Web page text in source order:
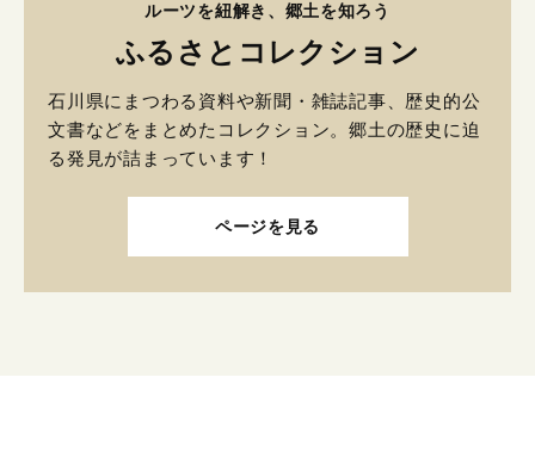
ルーツを紐解き、郷土を知ろう
ふるさとコレクション
石川県にまつわる資料や新聞・雑誌記事、歴史的公
文書などをまとめたコレクション。郷土の歴史に迫
る発見が詰まっています！
ページを見る